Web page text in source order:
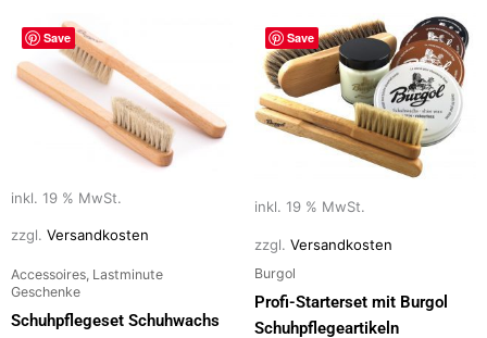
Save
inkl. 19 % MwSt.
zzgl. Versandkosten
Accessoires, Lastminute
Geschenke
Schuhpflegeset Schuhwachs
Save
inkl. 19 % MwSt.
zzgl. Versandkosten
Burgol
Profi-Starterset mit Burgol
Schuhpflegeartikeln